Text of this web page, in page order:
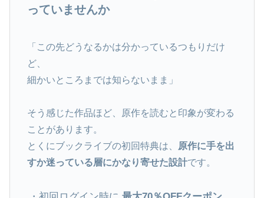
っていませんか
「この先どうなるかは分かっているつもりだけ
ど、
細かいところまでは知らないまま」
そう感じた作品ほど、原作を読むと印象が変わる
ことがあります。
とくにブックライブの初回特典は、
原作に手を出
すか迷っている層にかなり寄せた設計です。